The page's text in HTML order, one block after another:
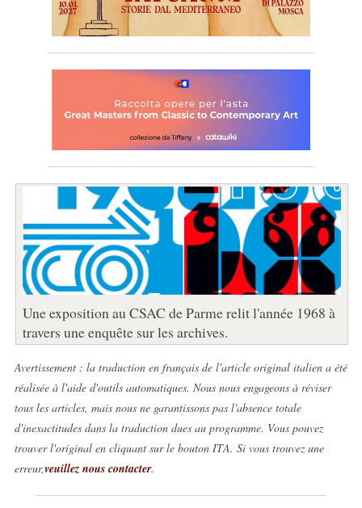
Une exposition au CSAC de Parme relit l'année 1968 à
travers une enquête sur les archives.
Avertissement : la traduction en français de l'article original italien a été
réalisée à l'aide d'outils automatiques. Nous nous engageons à réviser
tous les articles, mais nous ne garantissons pas l'absence totale
d'inexactitudes dans la traduction dues au programme. Vous pouvez
trouver l'original en cliquant sur le bouton ITA. Si vous trouvez une
erreur,veuillez nous contacter.